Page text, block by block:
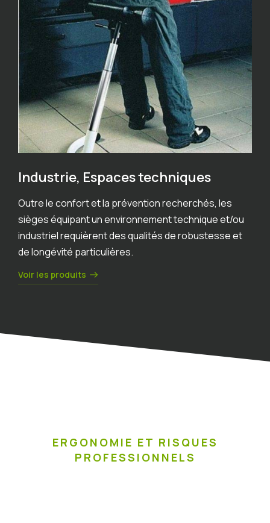
Industrie, Espaces techniques
Outre le confort et la prévention recherchés, les
sièges équipant un environnement technique et/ou
industriel requièrent des qualités de robustesse et
de longévité particulières.
Voir les produits
ERGONOMIE ET RISQUES
PROFESSIONNELS